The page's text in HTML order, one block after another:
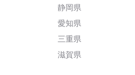
静岡県
愛知県
三重県
滋賀県